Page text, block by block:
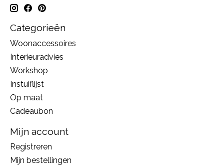
Categorieën
Woonaccessoires
Interieuradvies
Workshop
Instuiflijst
Op maat
Cadeaubon
Mijn account
Registreren
Mijn bestellingen